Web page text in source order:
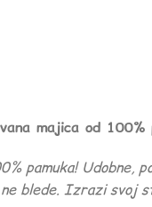
majica od 100%
pamuka!
blede. Izrazi svoj